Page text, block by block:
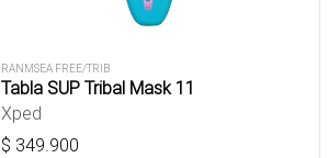
RANMSEA FREE/TRIB
Tabla SUP Tribal Mask 11
Xped
$ 349.900